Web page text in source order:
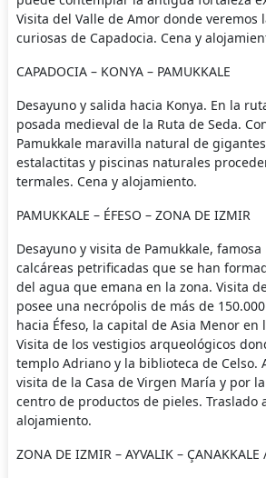
Visita del Valle de Amor donde veremos
curiosas de Capadocia. Cena y
CAPADOCIA – KONYA – PAMUKKALE
Desayuno y salida hacia Konya. En la
posada medieval de la Ruta de Seda.
Pamukkale maravilla natural de
estalactitas y piscinas naturales
termales. Cena y alojamiento.
PAMUKKALE – ÉFESO – ZONA DE IZMIR
Desayuno y visita de Pamukkale,
calcáreas petrificadas que se han
del agua que emana en la zona. Visita
posee una necrópolis de más de
hacia Éfeso, la capital de Asia Menor en
Visita de los vestigios arqueológicos
templo Adriano y la biblioteca de Celso.
visita de la Casa de Virgen María y por
centro de productos de pieles. Traslado
alojamiento.
ZONA DE IZMIR – AYVALIK –